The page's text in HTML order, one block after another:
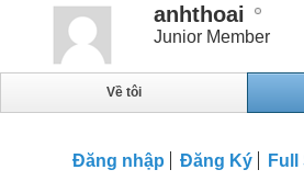
anhthoai
Junior Member
Về tôi
Đăng nhập Đăng Ký Full